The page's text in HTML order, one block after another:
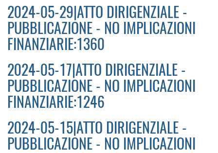
2024-05-29|ATTO DIRIGENZIALE -
PUBBLICAZIONE - NO IMPLICAZIONI
FINANZIARIE:1360
2024-05-17|ATTO DIRIGENZIALE -
PUBBLICAZIONE - NO IMPLICAZIONI
FINANZIARIE:1246
2024-05-15|ATTO DIRIGENZIALE -
PUBBLICAZIONE - NO IMPLICAZIONI